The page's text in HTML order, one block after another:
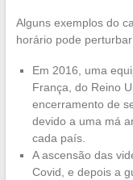
Alguns exemplos do
horário pode
Em 2016, uma
França, do Reino
encerramento de
devido a uma má
cada país.
A ascensão das
Covid, e depois a